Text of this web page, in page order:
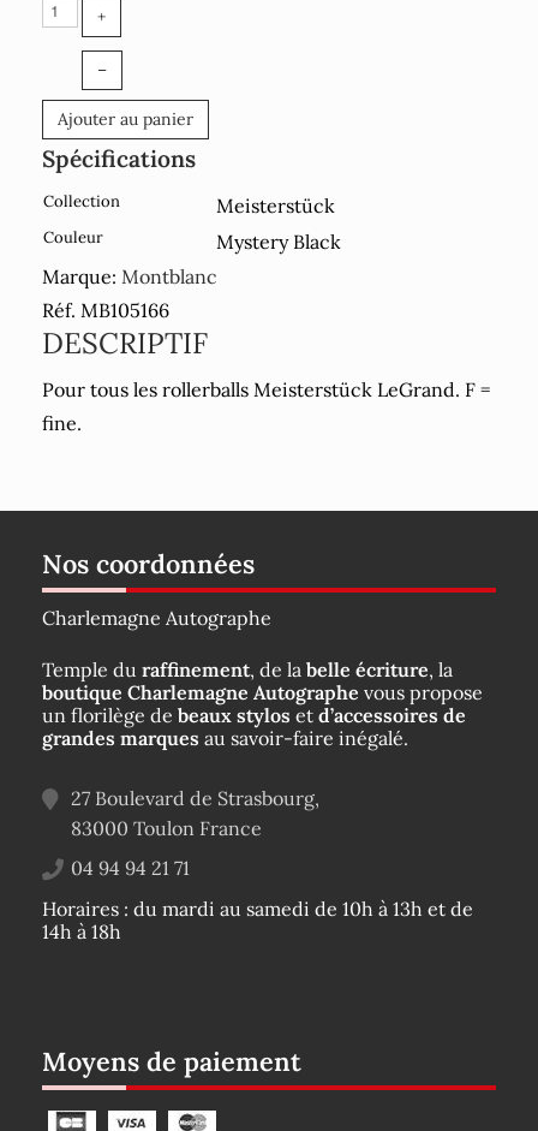
+
–
Ajouter au panier
Spécifications
Collection Meisterstück
Couleur
Mystery Black
Marque: Montblanc
Réf. MB105166
DESCRIPTIF
Pour tous les rollerballs Meisterstück LeGrand. F =
fine.
Nos coordonnées
Charlemagne Autographe
Temple du raffinement, de la belle écriture, la
boutique Charlemagne Autographe vous propose
un florilège de beaux stylos et d’accessoires de
grandes marques au savoir-faire inégalé.
27 Boulevard de Strasbourg,
83000 Toulon France
04 94 94 21 71
Horaires : du mardi au samedi de 10h à 13h et de
14h à 18h
Moyens de paiement